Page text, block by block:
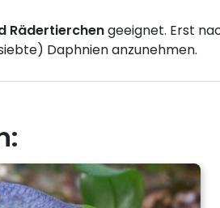
Rädertierchengeeignet. Erst
Daphnien anzunehmen.